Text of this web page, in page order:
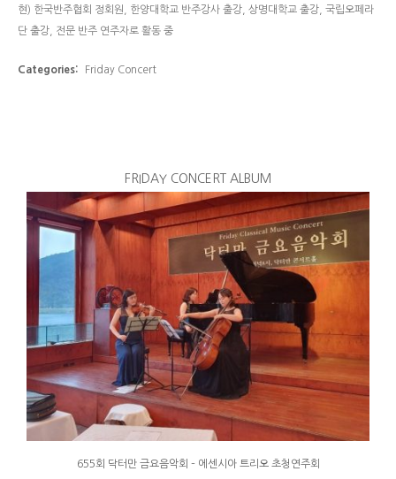
현) 한국반주협회 정회원, 한양대학교 반주강사 출강, 상명대학교 출강, 국립오페라
단 출강, 전문 반주 연주자로 활동 중
Categories: Friday Concert
FRIDAY CONCERT ALBUM
655회 닥터만 금요음악회 – 에센시아 트리오 초청연주회